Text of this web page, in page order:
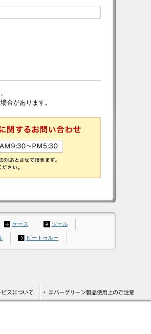
合があります。
ケース ツール
ビートゥルー